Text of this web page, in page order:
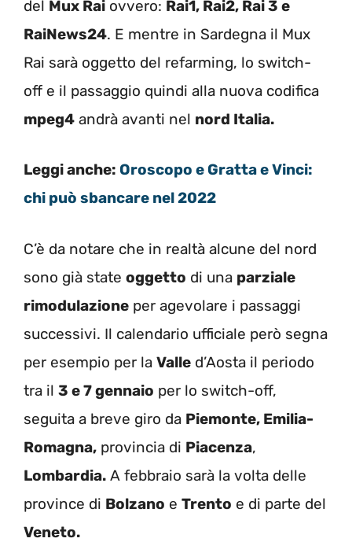
del Mux Rai ovvero: Rai1, Rai2, Rai 3 e
RaiNews24. E mentre in Sardegna il Mux
Rai sarà oggetto del refarming, lo switch-
off e il passaggio quindi alla nuova codifica
mpeg4 andrà avanti nel nord Italia.
Leggi anche: Oroscopo e Gratta e Vinci:
chi può sbancare nel 2022
C’è da notare che in realtà alcune del nord
sono già state oggetto di una parziale
rimodulazione per agevolare i passaggi
successivi. Il calendario ufficiale però segna
per esempio per la Valle d’Aosta il periodo
tra il 3 e 7 gennaio per lo switch-off,
seguita a breve giro da Piemonte, Emilia-
Romagna, provincia di Piacenza,
Lombardia. A febbraio sarà la volta delle
province di Bolzano e Trento e di parte del
Veneto.